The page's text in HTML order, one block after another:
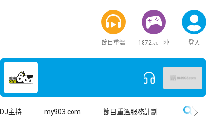
節目重溫 1872玩一陣 登入
DJ主持 my903.com 節目重溫服務計劃